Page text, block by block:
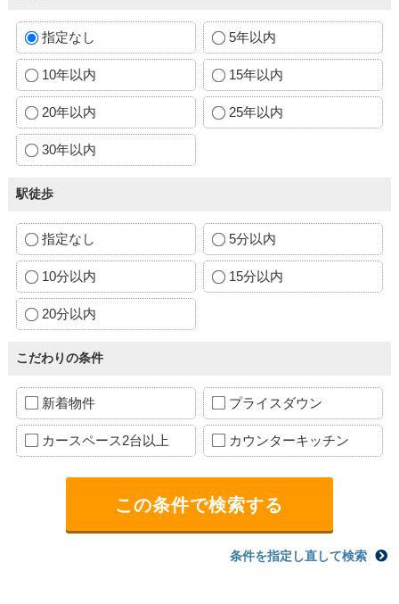
指定なし 5年以内
10年以内 15年以内
20年以内 25年以内
30年以内
駅徒歩
指定なし 5分以内
10分以内 15分以内
20分以内
こだわりの条件
新着物件 プライスダウン
カースペース2台以上 カウンターキッチン
条件を指定し直して検索